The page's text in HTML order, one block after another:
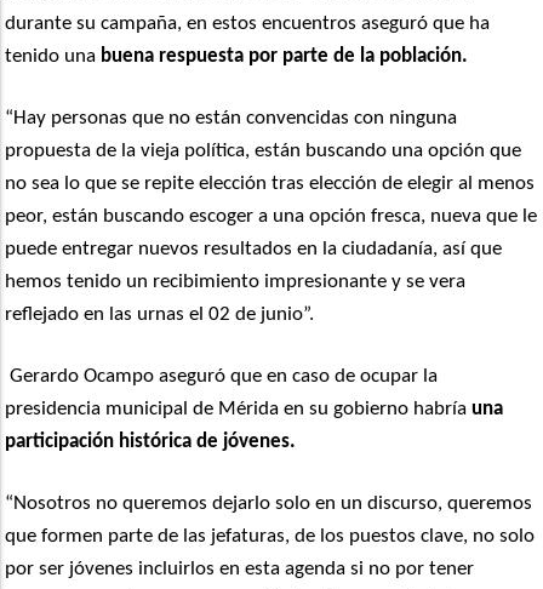
durante su campaña, en estos encuentros aseguró que ha
tenido una buena respuesta por parte de la población.
“Hay personas que no están convencidas con ninguna
propuesta de la vieja política, están buscando una opción que
no sea lo que se repite elección tras elección de elegir al menos
peor, están buscando escoger a una opción fresca, nueva que le
puede entregar nuevos resultados en la ciudadanía, así que
hemos tenido un recibimiento impresionante y se vera
reflejado en las urnas el 02 de junio”.
Gerardo Ocampo aseguró que en caso de ocupar la
presidencia municipal de Mérida en su gobierno habría una
participación histórica de jóvenes.
“Nosotros no queremos dejarlo solo en un discurso, queremos
que formen parte de las jefaturas, de los puestos clave, no solo
por ser jóvenes incluirlos en esta agenda si no por tener